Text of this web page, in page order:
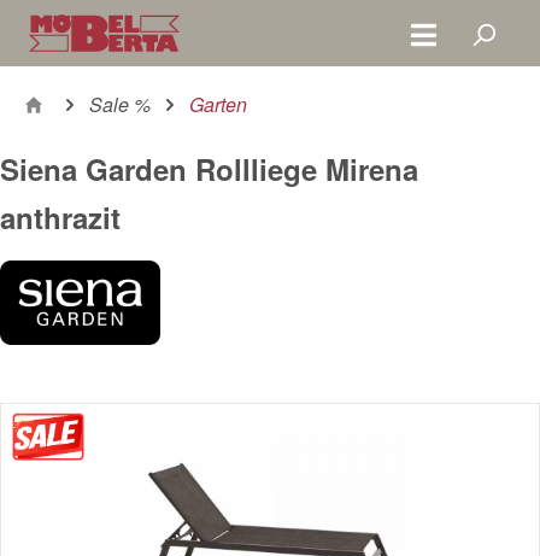
Zum Hauptinhalt springen
Sale % Garten
Siena Garden Rollliege Mirena
anthrazit
Bildergalerie überspringen